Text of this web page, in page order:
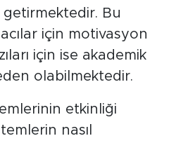
Bu
için motivasyon
için ise akademik
olabilmektedir.
etkinliği
nasıl